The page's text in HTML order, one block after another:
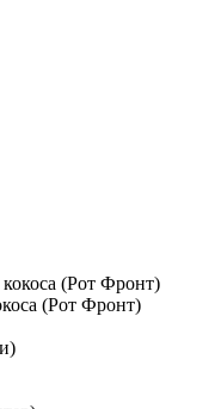
(Рот Фронт)